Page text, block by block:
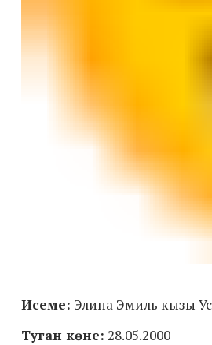
Исеме: Элина Эмиль кызы
Туган көне: 28.05.2000